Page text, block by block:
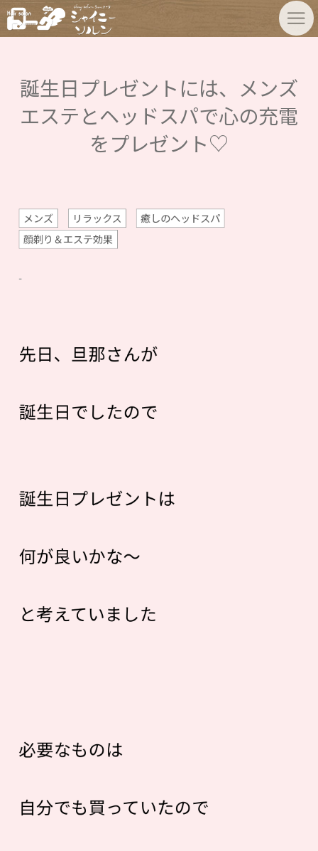
誕生日プレゼントには、メンズ
エステとヘッドスパで心の充電
をプレゼント♡
メンズ リラックス
癒しのヘッドスパ
顔剃り＆エステ効果
先日、旦那さんが
誕生日でしたので
誕生日プレゼントは
何が良いかな〜
と考えていました
必要なものは
自分でも買っていたので